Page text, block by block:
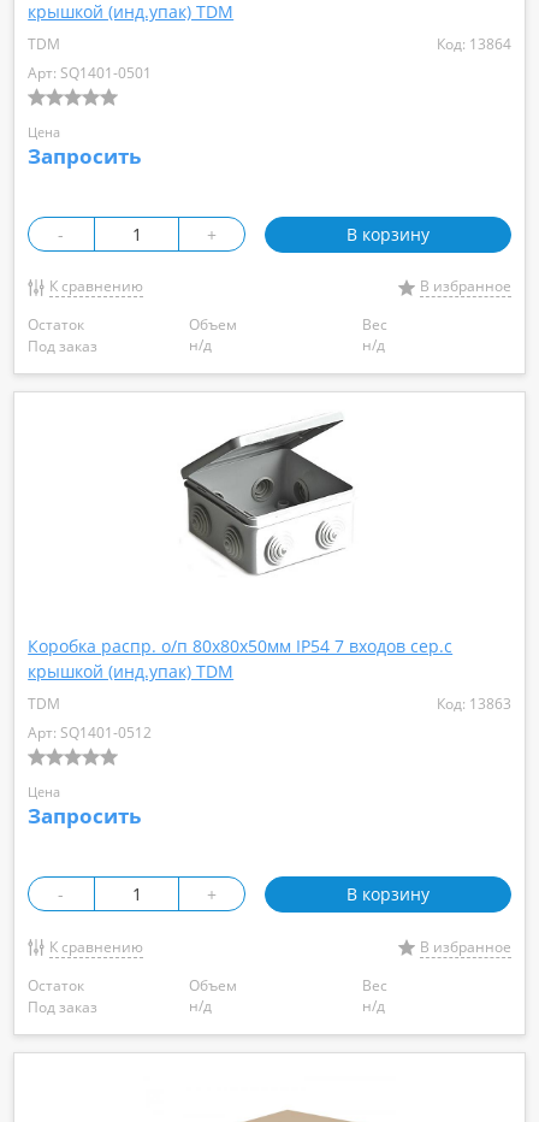
крышкой (инд.упак) TDM
TDM
Код: 13864
Арт: SQ1401-0501
Цена
Запросить
- + В корзину
К сравнению
В избранное
Остаток
Под заказ
Объем
н/д
Вес
н/д
Коробка распр. о/п 80х80х50мм IP54 7 входов сер.с
крышкой (инд.упак) TDM
TDM
Код: 13863
Арт: SQ1401-0512
Цена
Запросить
- + В корзину
К сравнению
В избранное
Остаток
Под заказ
Объем
н/д
Вес
н/д